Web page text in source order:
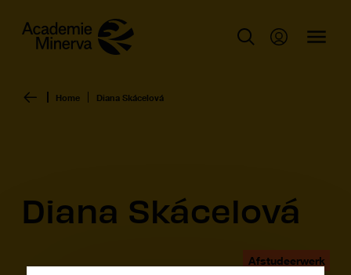
Home Diana Skácelová
Diana Skácelová
Afstudeerwerk